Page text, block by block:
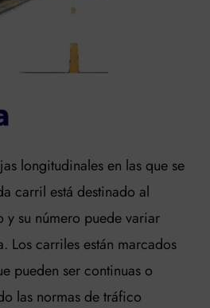
longitudinales en las que se
carril está destinado al
y su número puede variar
Los carriles están marcados
pueden ser continuas o
las normas de tráfico